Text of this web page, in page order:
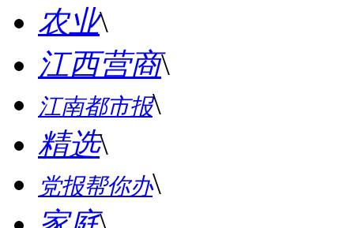
农业\
江西营商\
江南都市报\
精选\
党报帮你办\